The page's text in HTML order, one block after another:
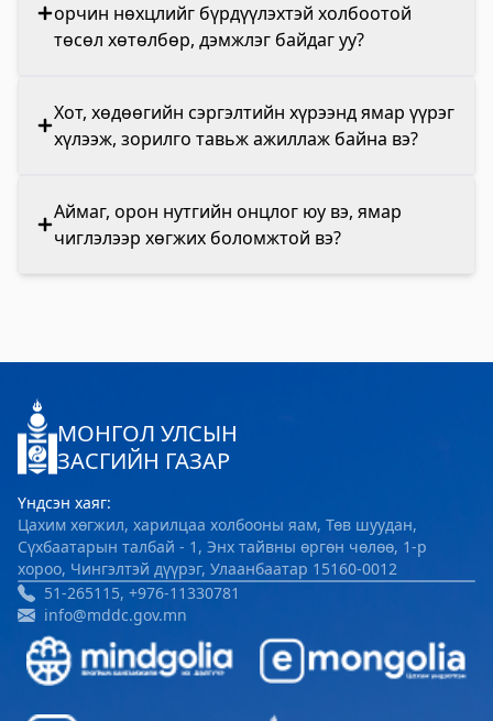
орчин нөхцлийг бүрдүүлэхтэй холбоотой
төсөл хөтөлбөр, дэмжлэг байдаг уу?
Хот, хөдөөгийн сэргэлтийн хүрээнд ямар үүрэг
хүлээж, зорилго тавьж ажиллаж байна вэ?
Аймаг, орон нутгийн онцлог юу вэ, ямар
чиглэлээр хөгжих боломжтой вэ?
МОНГОЛ УЛСЫН
ЗАСГИЙН ГАЗАР
Үндсэн хаяг:
Цахим хөгжил, харилцаа холбооны яам, Төв шуудан,
Сүхбаатарын талбай - 1, Энх тайвны өргөн чөлөө, 1-р
хороо, Чингэлтэй дүүрэг, Улаанбаатар 15160-0012
51-265115, +976-11330781
info@mddc.gov.mn